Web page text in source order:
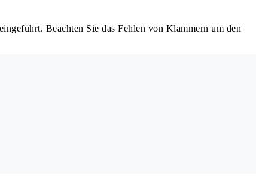
Beachten Sie das Fehlen von Klammern um den